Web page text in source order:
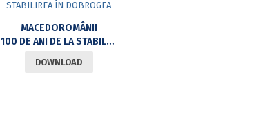
MACEDOROMÂNII
100 DE ANI DE LA STABILIREA ÎN DOBROGEA
DOWNLOAD